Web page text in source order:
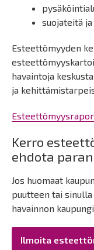
suojateitä
Esteettömyyden
havaintoja
ja
Kerro
ehdota
Jos huomaat
puutteen tai
havainnon
Ilmoita